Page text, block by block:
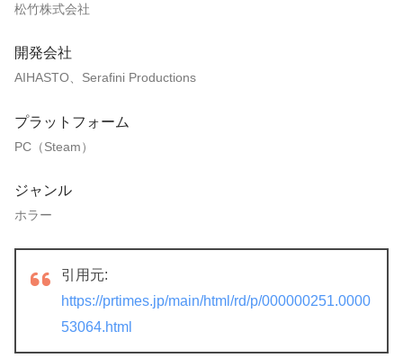
松竹株式会社
開発会社
AIHASTO、Serafini Productions
プラットフォーム
PC（Steam）
ジャンル
ホラー
引用元:
https://prtimes.jp/main/html/rd/p/000000251.0000
53064.html